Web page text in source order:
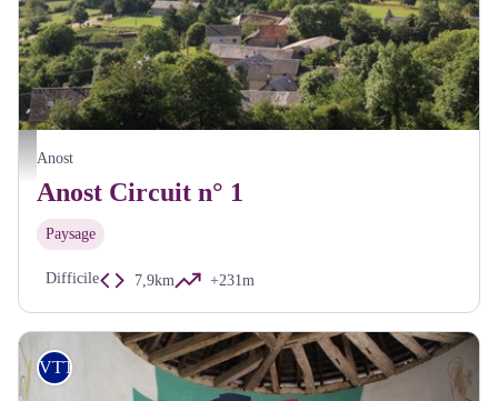
Paysage Anost - A Millot Pnr Morvan
Anost
Anost Circuit n° 1
Paysage
Difficile 7,9km +231m
VTT